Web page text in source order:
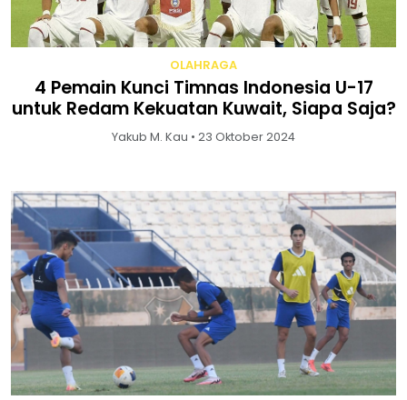
OLAHRAGA
4 Pemain Kunci Timnas Indonesia U-17
untuk Redam Kekuatan Kuwait, Siapa Saja?
Yakub M. Kau • 23 Oktober 2024